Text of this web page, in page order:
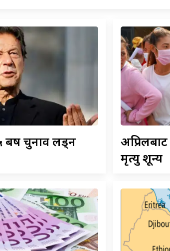
बर्ष चुनाव लड्न
अप्रिलबाट
मृत्यु शून्य